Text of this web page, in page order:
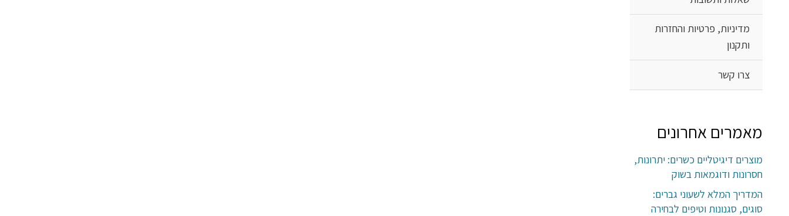
מדיניות, פרטיות והחזרות
ותקנון
צרו קשר
מאמרים אחרונים
מוצרים דיגיטליים כשרים: יתרונות,
חסרונות ודוגמאות בשוק
המדריך המלא לשעוני גברים:
סוגים, סגנונות וטיפים לבחירה